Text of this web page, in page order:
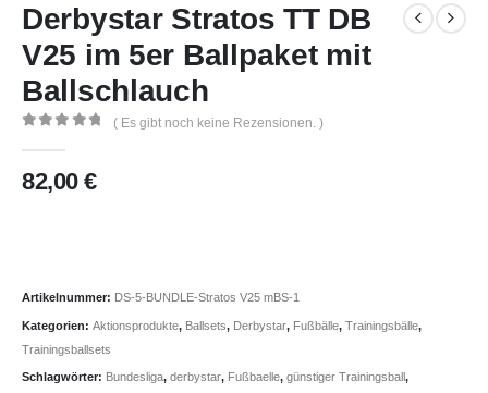
Derbystar Stratos TT DB
V25 im 5er Ballpaket mit
Ballschlauch
( Es gibt noch keine Rezensionen. )
82,00€
Artikelnummer: DS-5-BUNDLE-Stratos V25 mBS-1
Kategorien: Aktionsprodukte, Ballsets, Derbystar, Fußbälle, Trainingsbälle,
Trainingsballsets
Schlagwörter: Bundesliga, derbystar, Fußbaelle, günstiger Trainingsball ,